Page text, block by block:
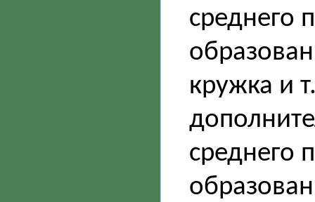
среднего
кружка и
среднего